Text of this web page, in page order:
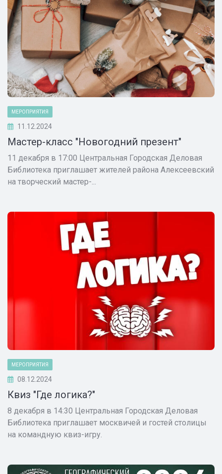
МЕРОПРИЯТИЯ
11.12.2024
Мастер-класс "Новогодний презент"
11 декабря в 17:00 Центральная Городская Деловая
Библиотека приглашает жителей района Алексеевский
на творческий мастер-...
МЕРОПРИЯТИЯ
08.12.2024
Квиз "Где логика?"
8 декабря в 14:30 Центральная Городская Деловая
Библиотека приглашает москвичей и гостей столицы
на командную квиз-игру.